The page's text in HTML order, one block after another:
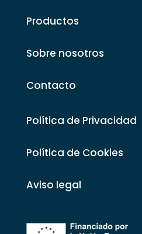
Productos
Sobre nosotros
Contacto
Política de Privacidad
Política de Cookies
Aviso legal